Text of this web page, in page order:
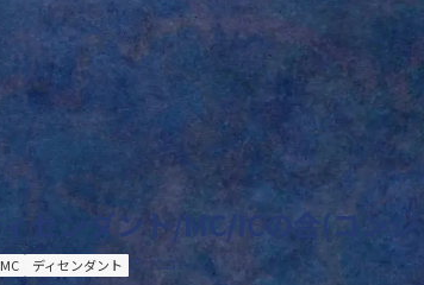
ィセンダント/MC/ICの合(コン
MC ディセンダント 2021.06.07